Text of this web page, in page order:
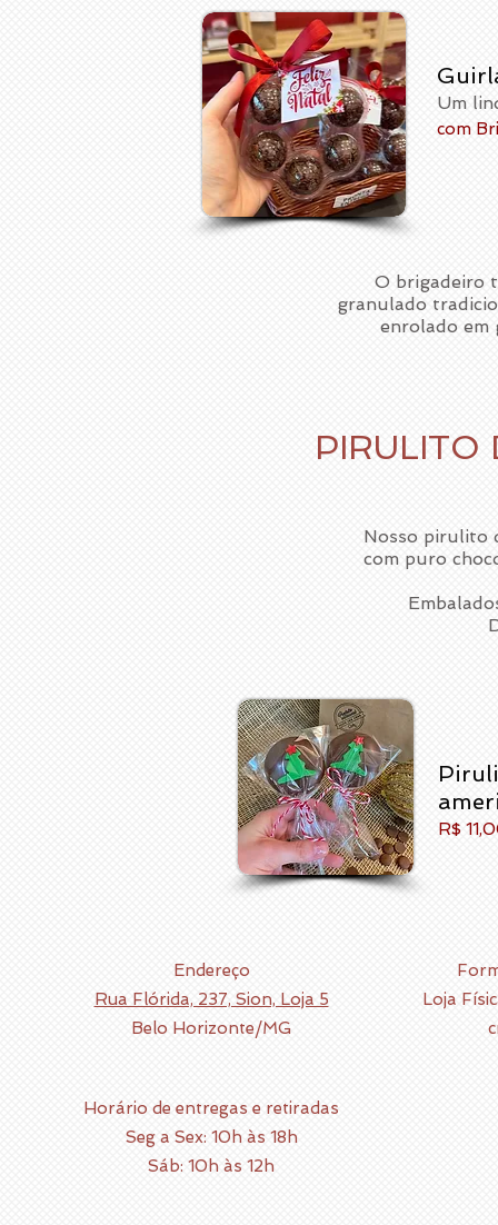
Um
com
O brigadeiro
granulado
enrolado em
PIRULITO
Nosso pirulito
com puro
R$
Endereço
Rua Flórida, 237, Sion, Loja 5
Belo Horizonte/MG
Loja
Horário de entregas e retiradas
Seg a Sex: 10h às 18h
Sáb: 10h às 12h